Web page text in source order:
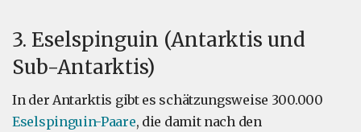
3. Eselspinguin (Antarktis und
Sub-Antarktis)
In der Antarktis gibt es schätzungsweise 300.000
Eselspinguin-Paare, die damit nach den